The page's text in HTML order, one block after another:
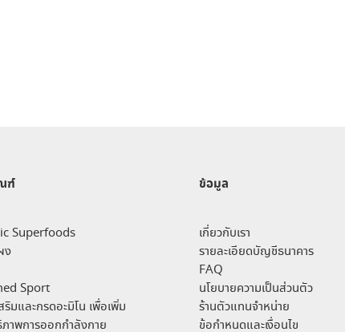
ฑ์
Superfoods
ง
Sport
ริมและกรดอะมิโน เพื่อเพิ่ม
าพการออกกำลังกาย
ข้อมูล
เกี่ยวกับเรา
รายละเอียดบัญชีธนาคาร
FAQ
นโยบายความเป็นส่วนตัว
ร้านตัวแทนจำหน่าย
ข้อกำหนดและเงื่อนไข